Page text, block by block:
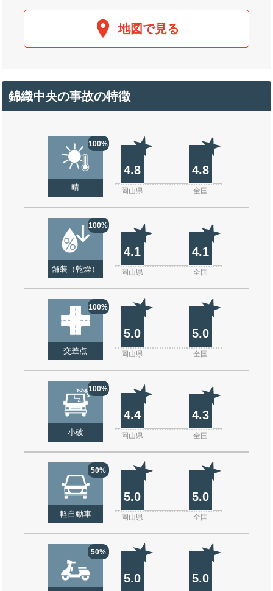
地図で見る
錦織中央の事故の特徴
100%
晴
4.8 4.8
岡山県 全国
100%
舗装（乾燥）
4.1 4.1
岡山県 全国
100%
交差点
5.0 5.0
岡山県 全国
100%
小破
4.4 4.3
岡山県 全国
50%
軽自動車
5.0 5.0
岡山県 全国
50%
5.0 5.0